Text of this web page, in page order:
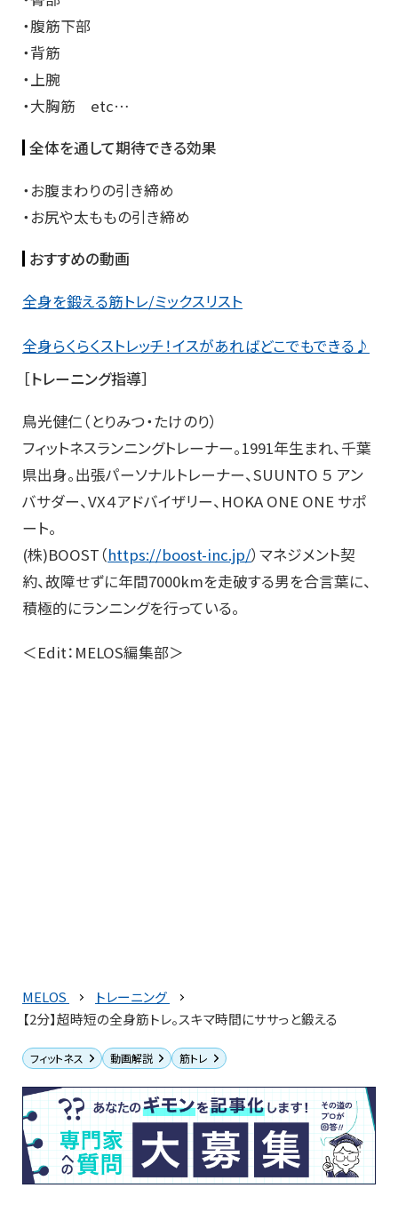
・腹筋下部
・背筋
・上腕
・大胸筋 etc…
全体を通して期待できる効果
・お腹まわりの引き締め
・お尻や太ももの引き締め
おすすめの動画
全身を鍛える筋トレ/ミックスリスト
全身らくらくストレッチ！イスがあればどこでもできる♪
［トレーニング指導］
鳥光健仁（とりみつ・たけのり）
フィットネスランニングトレーナー。1991年生まれ、千葉
県出身。出張パーソナルトレーナー、SUUNTO ５ アン
バサダー、VX４アドバイザリー、HOKA ONE ONE サポ
ート。
(株)BOOST（https://boost-inc.jp/）マネジメント契
約、故障せずに年間7000kmを走破する男を合言葉に、
積極的にランニングを行っている。
＜Edit：MELOS編集部＞
MELOS
トレーニング
【2分】超時短の全身筋トレ。スキマ時間にササっと鍛える
フィットネス 動画解説 筋トレ